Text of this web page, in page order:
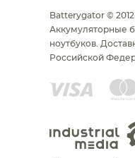
Batterygator ©
Аккумуляторные
ноутбуков.
Российской